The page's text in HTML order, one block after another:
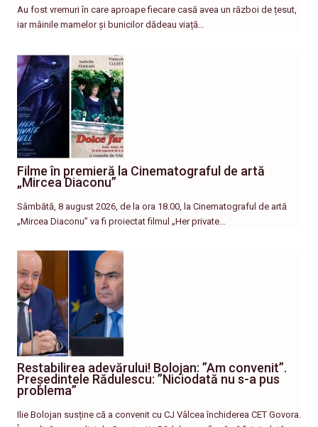
Au fost vremuri în care aproape fiecare casă avea un război de țesut,
iar mâinile mamelor și bunicilor dădeau viață…
Filme în premieră la Cinematograful de artă
„Mircea Diaconu”
Sâmbătă, 8 august 2026, de la ora 18.00, la Cinematograful de artă
„Mircea Diaconu” va fi proiectat filmul „Her private…
Restabilirea adevărului! Bolojan: ”Am convenit”.
Președintele Rădulescu: ”Niciodată nu s-a pus
problema”
Ilie Bolojan susține că a convenit cu CJ Vâlcea închiderea CET Govora.